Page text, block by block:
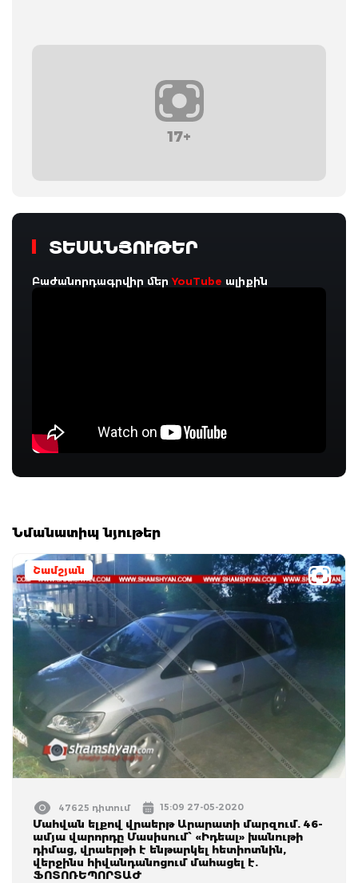
17+
ՏԵՍԱՆՅՈՒԹԵՐ
Բաժանորդագրվիր մերYouTube ալիքին
Նմանատիպ նյութեր
Շամշյան
47625 դիտում 15:09 27-05-2020
Մահվան ելքով վրաերթ Արարատի մարզում. 46-
ամյա վարորդը Մասիսում՝ «Իդեալ» խանութի
դիմաց, վրաերթի է ենթարկել հետիոտնին,
վերջինս հիվանդանոցում մահացել է.
ՖՈՏՈՌԵՊՈՐՏԱԺ